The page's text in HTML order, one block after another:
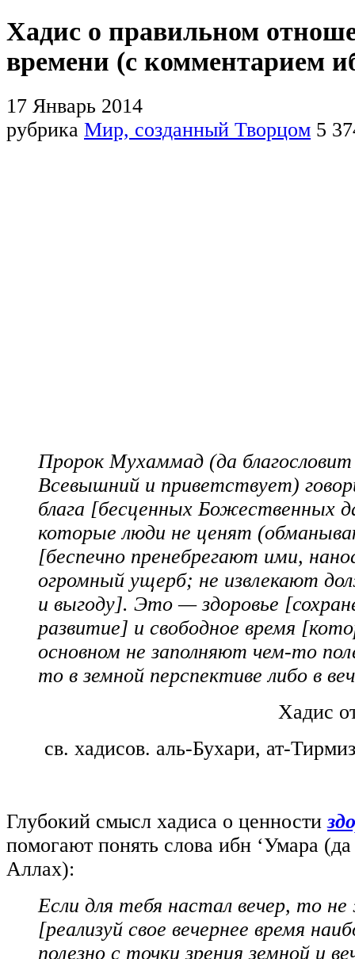
Хадис о правильном
времени (с комментарием
17 Январь 2014
рубрика Мир, созданный Творцом 5
Пророк Мухаммад (да благословит
Всевышний и приветствует)
блага [бесценных Божественных
которые люди не ценят
[беспечно пренебрегают ими,
огромный ущерб; не извлекают
и выгоду]. Это — здоровье
развитие] и свободное время
основном не заполняют чем-то
то в земной перспективе либо в
Хадис
св. хадисов. аль-Бухари, ат-
Глубокий смысл хадиса о ценности
помогают понять слова ибн ‘Умара
Аллах):
Если для тебя настал вечер, то
[реализуй свое вечернее время
полезно с точки зрения земной и